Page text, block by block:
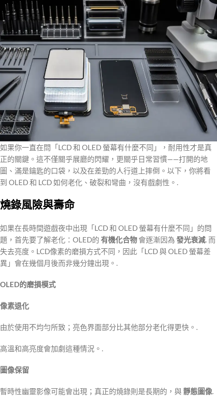
如果你一直在問「LCD 和 OLED 螢幕有什麼不同」，耐用性才是真
正的關鍵。這不僅關乎展廳的閃耀，更關乎日常習慣——打開的地
圖、滿是鑰匙的口袋，以及在差勁的人行道上摔倒。以下，你將看
到 OLED 和 LCD 如何老化、破裂和彎曲，沒有戲劇性。.
燒錄風險與壽命
如果在長時間遊戲夜中出現「LCD 和 OLED 螢幕有什麼不同」的問
題，首先要了解老化：OLED的 有機化合物會逐漸因為 發光衰減. 而
失去亮度。LCD像素的磨損方式不同，因此「LCD 與 OLED 螢幕差
異」會在幾個月後而非幾分鐘出現。.
OLED的磨損模式
像素退化
由於使用不均勻所致；亮色界面部分比其他部分老化得更快。.
高溫和高亮度會加劇這種情況。.
圖像保留
暫時性幽靈影像可能會出現；真正的燒錄則是長期的，與靜態圖像.